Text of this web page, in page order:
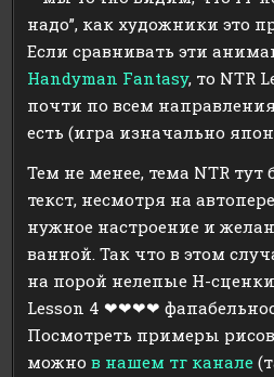
надо”, как художники это
Если сравнивать эти
Handyman Fantasy, то NTR
почти по всем
есть (игра изначально
Тем не менее, тема NTR тут
текст, несмотря на
нужное настроение и
ванной. Так что в этом
на порой нелепые H-
Lesson 4 ❤❤❤❤
Посмотреть примеры
можнов нашем тг канале